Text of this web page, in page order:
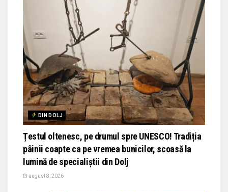
DIN DOLJ
Țestul oltenesc, pe drumul spre UNESCO! Tradiția
pâinii coapte ca pe vremea bunicilor, scoasă la
lumină de specialiștii din Dolj
august 8, 2026